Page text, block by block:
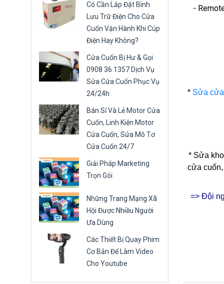
Có Cần Lắp Đặt Bình
Lưu Trữ Điện Cho Cửa
Cuốn Vận Hành Khi Cúp
Điện Hay Không?
Cửa Cuốn Bị Hư & Gọi
0908 36 1357 Dịch Vụ
Sửa Cửa Cuốn Phục Vụ
24/24h
Bán Sỉ Và Lẻ Motor Cửa
Cuốn, Linh Kiện Motor
Cửa Cuốn, Sửa Mô Tơ
Cửa Cuốn 24/7
Giải Pháp Marketing
Trọn Gói
Những Trang Mạng Xã
Hội Được Nhiều Người
Ưa Dùng
Các Thiết Bị Quay Phim
Cơ Bản Để Làm Video
Cho Youtube
-
* Sửa
* Sửa
cửa
=> Đội